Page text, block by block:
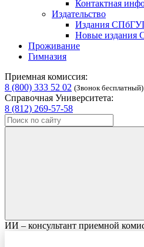
Контактная
Издательство
Издания
Новые издания
Проживание
Гимназия
Приемная комиссия:
8 (800) 333 52 02 (Звонок бесплатный)
Справочная Университета:
8 (812) 269-57-58
ИИ – консультант приемной